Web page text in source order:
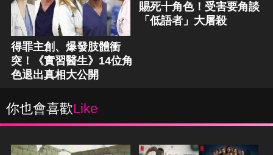
得罪主創、爆發肢體衝
突！《實習醫生》14位角
色退出真相大公開
賜死十角色！受害要角談
「低語者」大屠殺
你也會喜歡Like